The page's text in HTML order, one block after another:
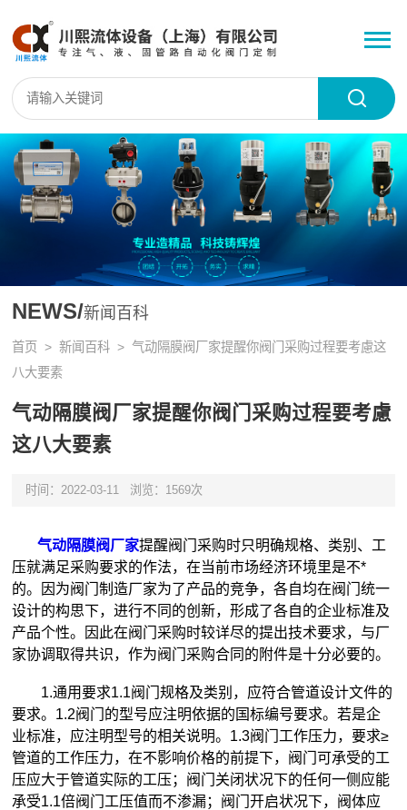
NEWS/新闻百科
首页 >新闻百科 > 气动隔膜阀厂家提醒你阀门采购过程要考慮这
八大要素
气动隔膜阀厂家提醒你阀门采购过程要考慮
这八大要素
时间：2022-03-11 浏览：1569次
气动隔膜阀厂家提醒阀门采购时只明确规格、类别、工
压就满足采购要求的作法，在当前市场经济环境里是不*
的。因为阀门制造厂家为了产品的竞争，各自均在阀门统一
设计的构思下，进行不同的创新，形成了各自的企业标准及
产品个性。因此在阀门采购时较详尽的提出技术要求，与厂
家协调取得共识，作为阀门采购合同的附件是十分必要的。
1.通用要求1.1阀门规格及类别，应符合管道设计文件的
要求。1.2阀门的型号应注明依据的国标编号要求。若是企
业标准，应注明型号的相关说明。1.3阀门工作压力，要求≥
管道的工作压力，在不影响价格的前提下，阀门可承受的工
压应大于管道实际的工压；阀门关闭状况下的任何一侧应能
承受1.1倍阀门工压值而不渗漏；阀门开启状况下，阀体应